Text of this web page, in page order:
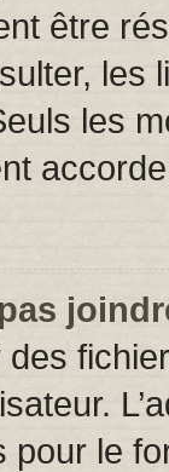
être
les
les
des
pour le